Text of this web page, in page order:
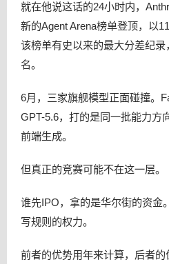
就在他说这话的24小时内，
新的Agent Arena榜单登顶，以
该榜单有史以来的最大分差纪录
名。
6月，三家旗舰模型正面碰撞。
GPT-5.6，打的是同一批能力方
前端生成。
但真正的竞赛可能不在这一层。
谁先IPO，拿的是华尔街的资金
写规则的权力。
前者的优势用年来计算，后者的